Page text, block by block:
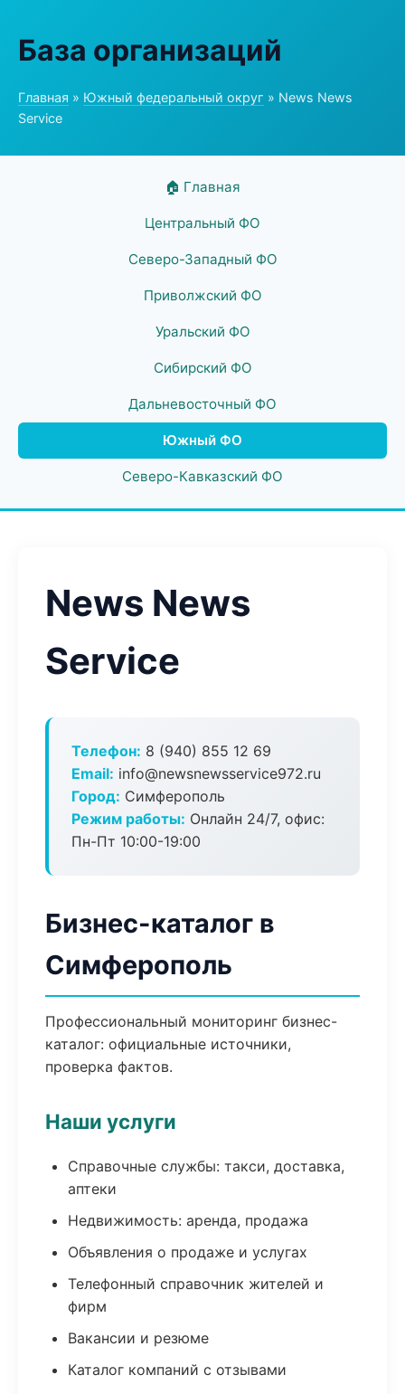
База организаций
Главная » Южный федеральный округ » News News
Service
🏠 Главная
Центральный ФО
Северо-Западный ФО
Приволжский ФО
Уральский ФО
Сибирский ФО
Дальневосточный ФО
Южный ФО
Северо-Кавказский ФО
News News
Service
Телефон: 8 (940) 855 12 69
Email: info@newsnewsservice972.ru
Город: Симферополь
Режим работы: Онлайн 24/7, офис:
Пн-Пт 10:00-19:00
Бизнес-каталог в
Симферополь
Профессиональный мониторинг бизнес-
каталог: официальные источники,
проверка фактов.
Наши услуги
Справочные службы: такси, доставка,
аптеки
Недвижимость: аренда, продажа
Объявления о продаже и услугах
Телефонный справочник жителей и
фирм
Вакансии и резюме
Каталог компаний с отзывами